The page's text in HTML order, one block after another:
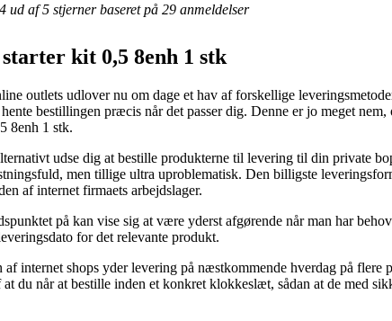
4 ud af 5 stjerner baseret på 29 anmeldelser
kit 0,5 8enh 1 stk
outlets udlover nu om dage et hav af forskellige
bestillingen præcis når det passer dig. Denne er jo meget
8enh 1 stk.
udse dig at bestille produkterne til levering til din private
men tillige ultra uproblematisk. Den billigste
af internet firmaets arbejdslager.
på kan vise sig at være yderst afgørende når man har
for det relevante produkt.
af internet shops yder levering på næstkommende hverdag på
du når at bestille inden et konkret klokkeslæt, sådan at de med